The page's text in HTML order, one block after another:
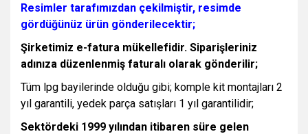
Resimler tarafımızdan çekilmiştir, resimde
gördüğünüz ürün gönderilecektir;
Şirketimiz e-fatura mükellefidir. Siparişleriniz
adınıza düzenlenmiş faturalı olarak gönderilir;
Tüm lpg bayilerinde olduğu gibi; komple kit montajları 2
yıl garantili, yedek parça satışları 1 yıl garantilidir;
Sektördeki 1999 yılından itibaren süre gelen